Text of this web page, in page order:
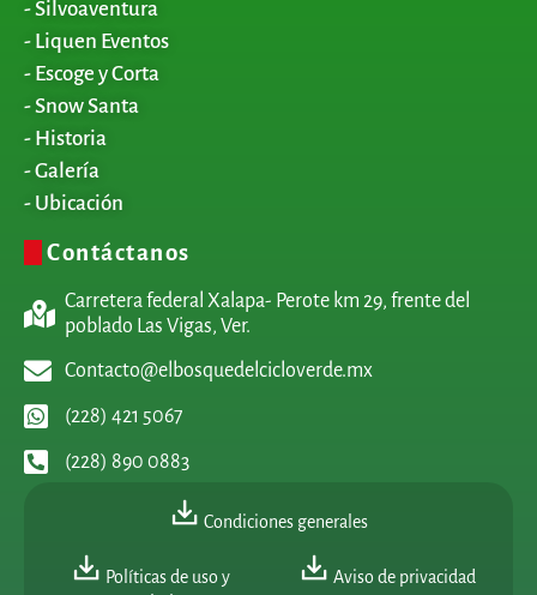
- Silvoaventura
- Liquen Eventos
- Escoge y Corta
- Snow Santa
- Historia
- Galería
- Ubicación
Contáctanos
Carretera federal Xalapa- Perote km 29, frente del
poblado Las Vigas, Ver.
Contacto@elbosquedelcicloverde.mx
(228) 421 5067
(228) 890 0883
Condiciones generales
Políticas de uso y
Aviso de privacidad